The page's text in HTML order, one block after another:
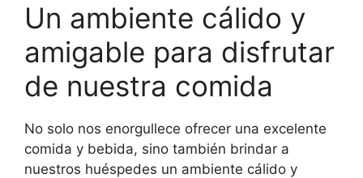
Un ambiente cálido y
amigable para disfrutar
de nuestra comida
No solo nos enorgullece ofrecer una excelente
comida y bebida, sino también brindar a
nuestros huéspedes un ambiente cálido y